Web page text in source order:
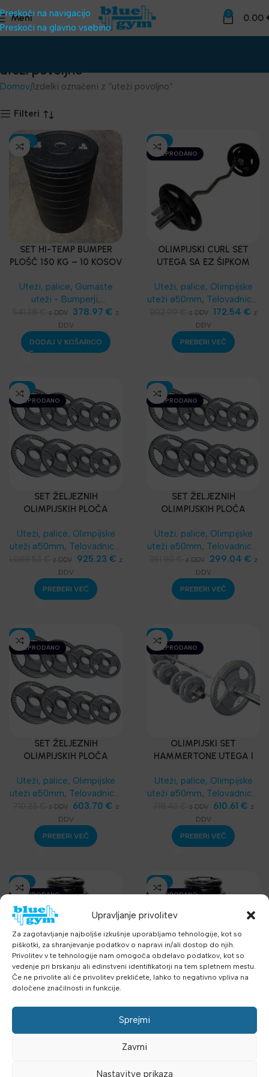
Upravljanje privolitev
Za zagotavljanje najboljše izkušnje uporabljamo tehnologije, kot so
piškotki, za shranjevanje podatkov o napravi in/ali dostop do njih.
Privolitev v te tehnologije nam omogoča obdelavo podatkov, kot so
vedenje pri brskanju ali edinstveni identifikatorji na tem spletnem mestu.
Če ne privolite ali če privolitev prekličete, lahko to negativno vpliva na
določene značilnosti in funkcije.
Sprejmi
Zavrni
Nastavitve prikaza
Preskoči na navigacijo
Preskoči na glavno vsebino
Meni 0 0.00
uteži povoljno
Domov Izdelki označeni z “uteži povoljno”
Filteri
-30%
SET HI-TEMP BUMPER
PLOŠČ 150 KG – 10 KOSOV
Uteži, palice, Gumaste
uteži - Bumperji,
Telovadnice, Kompleti in
Najnovejša oprema
z DDV 378.97 € z
DDV
DODAJ V KOŠARICO
-15%
RAZPRODANO
OLIMPIJSKI CURL SET
UTEGA SA EZ ŠIPKOM
Uteži, palice, Olimpijske
uteži ø50mm, Telovadnice
Kompleti in seti ,Najnovejša
oprema
z DDV 172.54 € z
DDV
PREBERI VEČ
-15%
RAZPRODANO
SET ŽELJEZNIH
OLIMPIJSKIH PLOČA
Uteži, palice, Olimpijske
uteži ø50mm, Telovadnice
Kompleti in seti ,Najnovejša
oprema
z DDV 925.23 € z
DDV
PREBERI VEČ
-15%
RAZPRODANO
SET ŽELJEZNIH
OLIMPIJSKIH PLOČA
Uteži, palice, Olimpijske
uteži ø50mm, Telovadnice
Kompleti in seti,Najnovejša
oprema
z DDV 299.04 € z
DDV
PREBERI VEČ
-15%
RAZPRODANO
SET ŽELJEZNIH
OLIMPIJSKIH PLOČA
Uteži, palice, Olimpijske
uteži ø50mm, Telovadnice
Kompleti in seti,Najnovejša
oprema
z DDV 603.70 € z
DDV
PREBERI VEČ
-15%
RAZPRODANO
OLIMPIJSKI SET
HAMMERTONE UTEGA I
Uteži, palice, Olimpijske
uteži ø50mm, Telovadnice
Kompleti in seti
z DDV 610.61 € z
DDV
PREBERI VEČ
-15%
RAZPRODANO
-16%
RAZPRODANO